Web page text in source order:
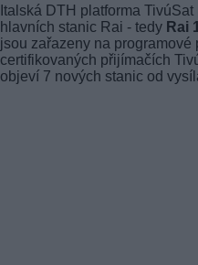
Italská DTH platforma
hlavních stanic Rai - tedy Rai
jsou zařazeny na programové
certifikovaných přijímačích
objeví 7 nových stanic od